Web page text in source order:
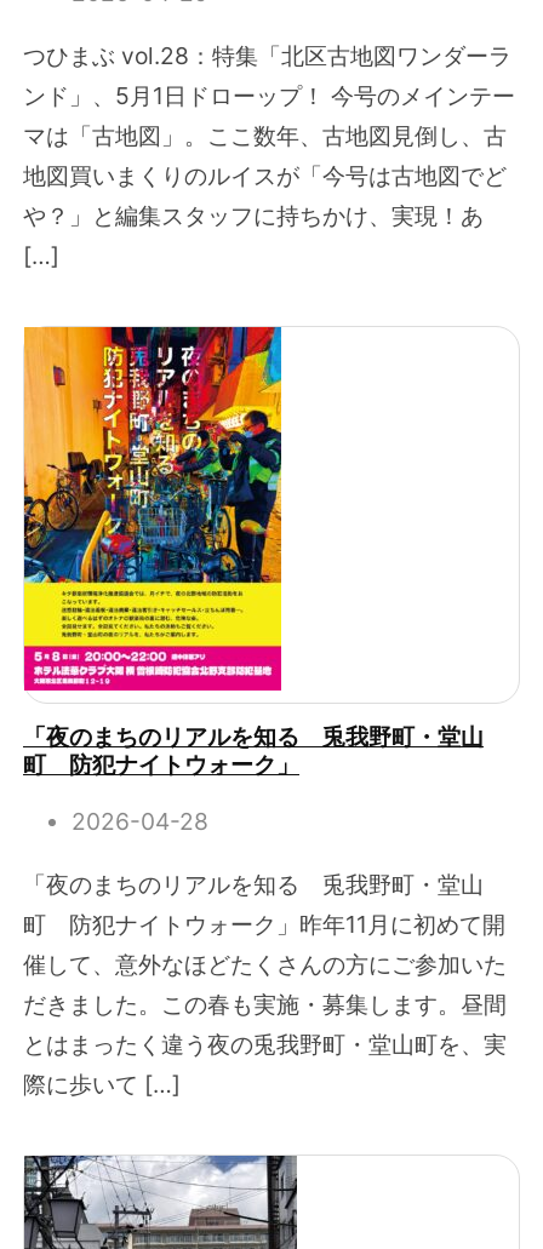
つひまぶ vol.28：特集「北区古地図ワンダーラ
ンド」、5月1日ドローップ！ 今号のメインテー
マは「古地図」。ここ数年、古地図見倒し、古
地図買いまくりのルイスが「今号は古地図でど
や？」と編集スタッフに持ちかけ、実現！あ
[…]
「夜のまちのリアルを知る 兎我野町・堂山
町 防犯ナイトウォーク」
2026-04-28
「夜のまちのリアルを知る 兎我野町・堂山
町 防犯ナイトウォーク」昨年11月に初めて開
催して、意外なほどたくさんの方にご参加いた
だきました。この春も実施・募集します。昼間
とはまったく違う夜の兎我野町・堂山町を、実
際に歩いて […]